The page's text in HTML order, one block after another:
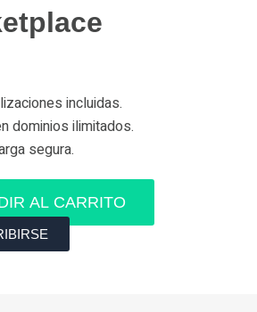
incluidas.
dominios ilimitados.
segura.
AL CARRITO